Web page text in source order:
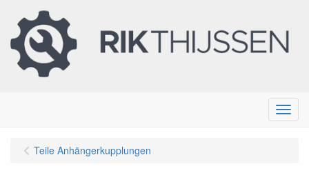
Menu
Teile Anhängerkupplungen